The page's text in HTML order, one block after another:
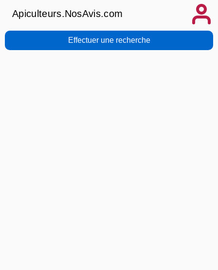
Apiculteurs.NosAvis.com
Effectuer une recherche